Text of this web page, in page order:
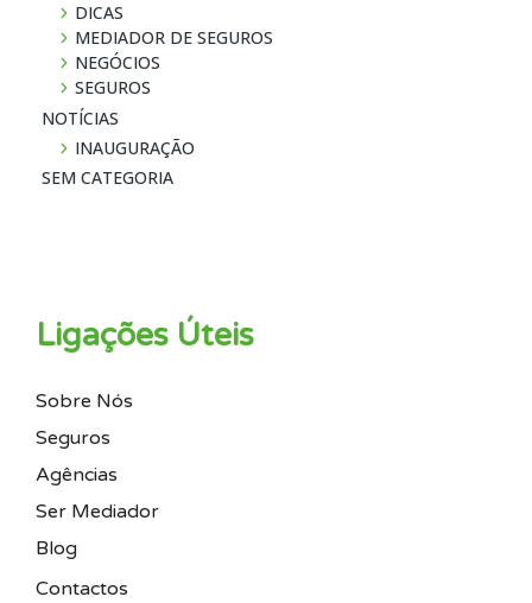
DICAS
MEDIADOR DE SEGUROS
NEGÓCIOS
SEGUROS
NOTÍ­CIAS
INAUGURAÇÃO
SEM CATEGORIA
Ligações Úteis
Sobre Nós
Seguros
Agências
Ser Mediador
Blog
Contactos